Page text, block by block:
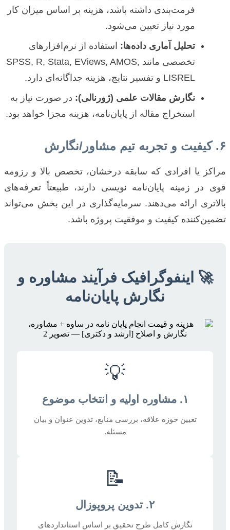
فرمت‌بندی داشته باشد، هزینه بر اساس میزان کار
مورد نیاز تعیین می‌شود.
تحلیل آماری داده‌ها: استفاده از نرم‌افزارهای
تخصصی مانند SPSS, R, Stata, EViews, AMOS,
LISREL و تفسیر نتایج، هزینه جداگانه‌ای دارد.
نگارش مقالات علمی (ژورنالی): در صورت نیاز به
استخراج مقاله از پایان‌نامه، هزینه مجزا خواهد بود.
۶. کیفیت و تجربه تیم مشاور/نگارش
مراکز یا افرادی که سابقه درخشان، تخصص بالا و رزومه
قوی در زمینه پایان‌نامه نویسی دارند، طبیعتاً تعرفه‌های
بالاتری ارائه می‌دهند. سرمایه‌گذاری در این بخش می‌تواند
تضمین‌کننده کیفیت و موفقیت پروژه باشد.
🚀 اینفوگرافیک فرآیند مشاوره و
نگارش پایان‌نامه
💡
۱. مشاوره اولیه و انتخاب موضوع
تعیین حوزه علاقه، بررسی منابع، تدوین عنوان و بیان
مسئله.
📝
۲. تدوین پروپوزال
نگارش کامل طرح تحقیق بر اساس استانداردهای